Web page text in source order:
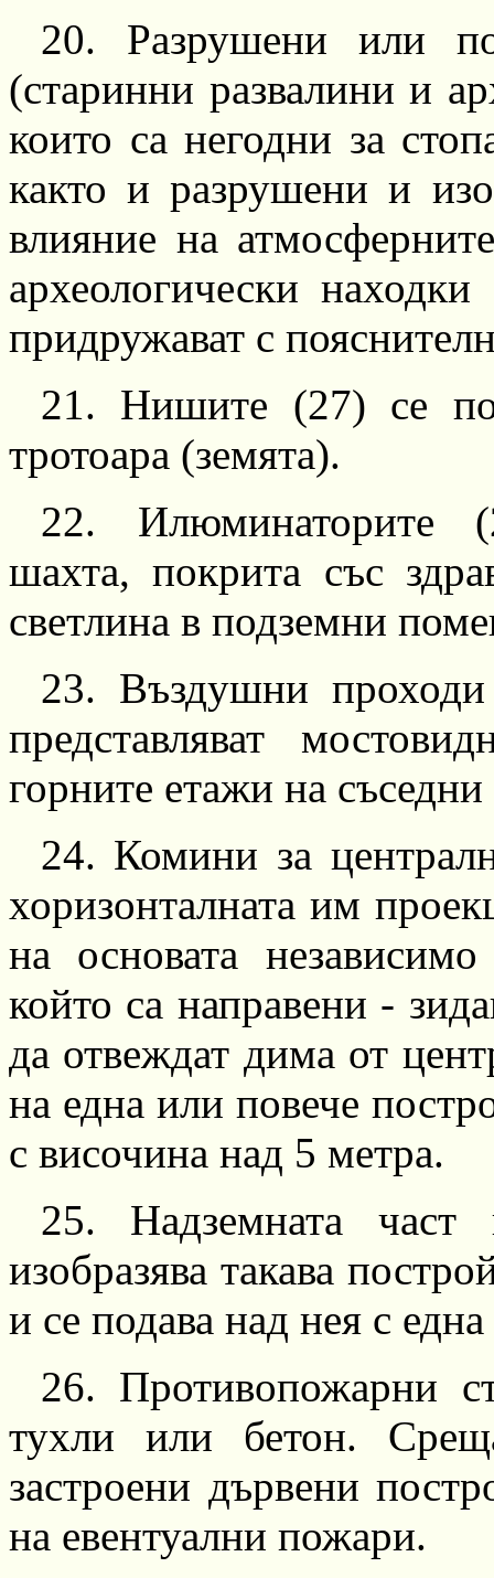
20. Разрушени или
(старинни развалини и
които са негодни за
както и разру­шени и
влияние на
археологически
придружават с
21. Нишите (27) се
тротоара (земята).
22.
Илюминаторите
шахта, покрита със
светлина в подземни
23. Въздушни
представляват
горните етажи на
24. Комини за
хоризонталната им
на основата
който са направени -
да отвеждат дима от
на една или повече
с височина над 5 метра.
25. Надземната част
изобразява такава
и се подава над нея с
26. Противопожарни
тухли или бетон.
застроени дървени
на евентуални пожари.